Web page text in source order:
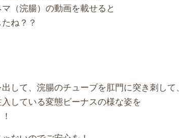
（浣腸）の動画を載せると
ね？？
して、浣腸のチューブを肛門に突き刺して、
している変態ビーナスの様な姿を